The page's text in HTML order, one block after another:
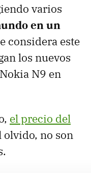
varios
en un
considera este
los nuevos
N9 en
el precio del
olvido, no son